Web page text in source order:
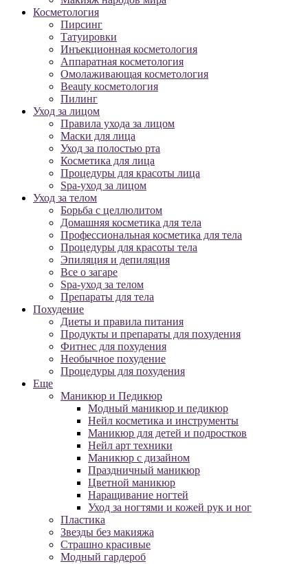
Косметология
Пирсинг
Татуировки
Инъекционная косметология
Аппаратная косметология
Омолаживающая косметология
Beauty косметология
Пилинг
Уход за лицом
Правила ухода за лицом
Маски для лица
Уход за полостью рта
Косметика для лица
Процедуры для красоты лица
Spa-уход за лицом
Уход за телом
Борьба с целлюлитом
Домашняя косметика для тела
Профессиональная косметика для тела
Процедуры для красоты тела
Эпиляция и депиляция
Все о загаре
Spa-уход за телом
Препараты для тела
Похудение
Диеты и правила питания
Продукты и препараты для похудения
Фитнес для похудения
Необычное похудение
Процедуры для похудения
Еще
Маникюр и Педикюр
Модный маникюр и педикюр
Нейл косметика и инструменты
Маникюр для детей и подростков
Нейл арт техники
Маникюр с дизайном
Праздничный маникюр
Цветной маникюр
Наращивание ногтей
Уход за ногтями и кожей рук и ног
Пластика
Звезды без макияжа
Страшно красивые
Модный гардероб